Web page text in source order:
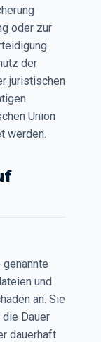
oder zur
der
juristischen
Union
werden.
und
an. Sie
Dauer
dauerhaft